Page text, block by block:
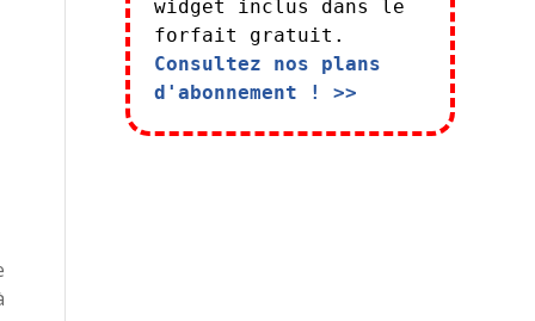
widget inclus dans le
forfait gratuit.
Consultez nos plans
d'abonnement ! >>